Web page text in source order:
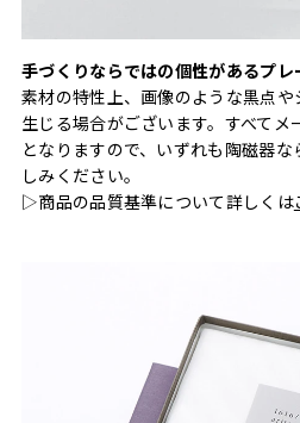
手づくりならではの個性があるプレ
素材の特性上、画像のような黒点
生じる場合がございます。すべて
となりますので、いずれも陶磁器
しみください。
▷商品の品質基準について詳しくは